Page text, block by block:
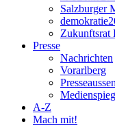
Salzburger
Zukunftsrat
Presse
Nachrichten
Vorarlberg
A-Z
Mach mit!